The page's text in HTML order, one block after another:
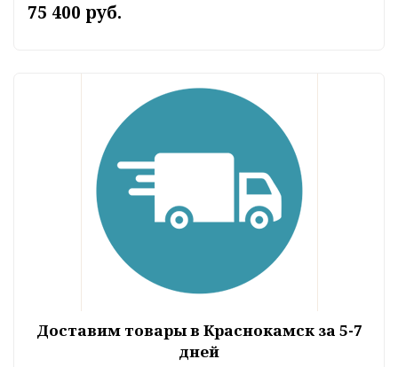
75 400 руб.
Доставим товары в Краснокамск за 5-7
дней